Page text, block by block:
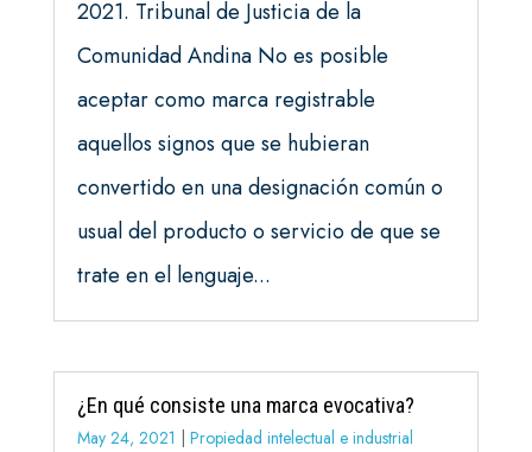
2021. Tribunal de Justicia de la
Comunidad Andina No es posible
aceptar como marca registrable
aquellos signos que se hubieran
convertido en una designación común o
usual del producto o servicio de que se
trate en el lenguaje...
¿En qué consiste una marca evocativa?
May 24, 2021 Propiedad intelectual e industrial